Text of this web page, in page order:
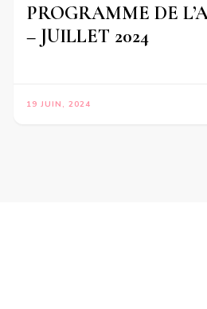
PROGRAMME DE
– JUILLET 2024
19 JUIN, 2024